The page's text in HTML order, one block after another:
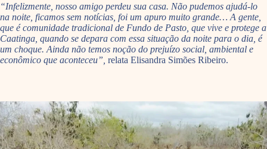
“Infelizmente, nosso amigo perdeu sua casa. Não pudemos ajudá-lo
na noite, ficamos sem notícias, foi um apuro muito grande… A gente,
que é comunidade tradicional de Fundo de Pasto, que vive e protege a
Caatinga, quando se depara com essa situação da noite para o dia, é
um choque. Ainda não temos noção do prejuízo social, ambiental e
econômico que aconteceu”, relata Elisandra Simões Ribeiro.